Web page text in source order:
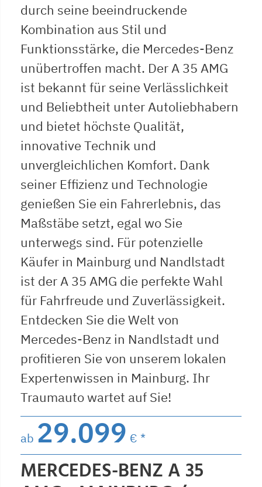
durch seine beeindruckende
Kombination aus Stil und
Funktionsstärke, die Mercedes-Benz
unübertroffen macht. Der A 35 AMG
ist bekannt für seine Verlässlichkeit
und Beliebtheit unter Autoliebhabern
und bietet höchste Qualität,
innovative Technik und
unvergleichlichen Komfort. Dank
seiner Effizienz und Technologie
genießen Sie ein Fahrerlebnis, das
Maßstäbe setzt, egal wo Sie
unterwegs sind. Für potenzielle
Käufer in Mainburg und Nandlstadt
ist der A 35 AMG die perfekte Wahl
für Fahrfreude und Zuverlässigkeit.
Entdecken Sie die Welt von
Mercedes-Benz in Nandlstadt und
profitieren Sie von unserem lokalen
Expertenwissen in Mainburg. Ihr
Traumauto wartet auf Sie!
ab 29.099 € *
MERCEDES-BENZ A 35